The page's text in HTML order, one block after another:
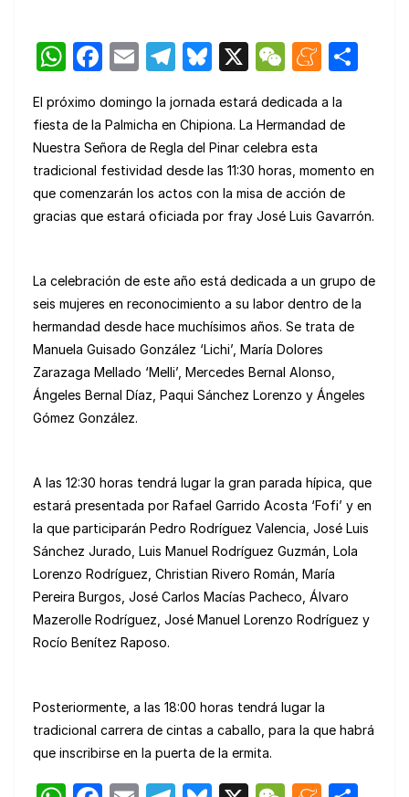
W
at
s
A
p
p
F
c
e
b
o
o
E
ail
T
e
gr
a
m
Bl
e
s
k
y
X
W
C
h
at
M
n
a
m
e
ar
tir
El próximo domingo la jornada estará dedicada a la
fiesta de la Palmicha en Chipiona. La Hermandad de
Nuestra Señora de Regla del Pinar celebra esta
tradicional festividad desde las 11:30 horas, momento en
que comenzarán los actos con la misa de acción de
gracias que estará oficiada por fray José Luis Gavarrón.
La celebración de este año está dedicada a un grupo de
seis mujeres en reconocimiento a su labor dentro de la
hermandad desde hace muchísimos años. Se trata de
Manuela Guisado González ‘Lichi’, María Dolores
Zarazaga Mellado ‘Melli’, Mercedes Bernal Alonso,
Ángeles Bernal Díaz, Paqui Sánchez Lorenzo y Ángeles
Gómez González.
A las 12:30 horas tendrá lugar la gran parada hípica, que
estará presentada por Rafael Garrido Acosta ‘Fofi’ y en
la que participarán Pedro Rodríguez Valencia, José Luis
Sánchez Jurado, Luis Manuel Rodríguez Guzmán, Lola
Lorenzo Rodríguez, Christian Rivero Román, María
Pereira Burgos, José Carlos Macías Pacheco, Álvaro
Mazerolle Rodríguez, José Manuel Lorenzo Rodríguez y
Rocío Benítez Raposo.
Posteriormente, a las 18:00 horas tendrá lugar la
tradicional carrera de cintas a caballo, para la que habrá
que inscribirse en la puerta de la ermita.